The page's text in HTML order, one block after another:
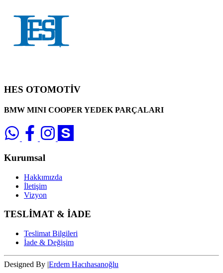
HES OTOMOTİV
BMW MINI COOPER YEDEK PARÇALARI
Kurumsal
Hakkımızda
İletişim
Vizyon
TESLİMAT & İADE
Teslimat Bilgileri
İade & Değişim
Designed By |Erdem Hacıhasanoğlu